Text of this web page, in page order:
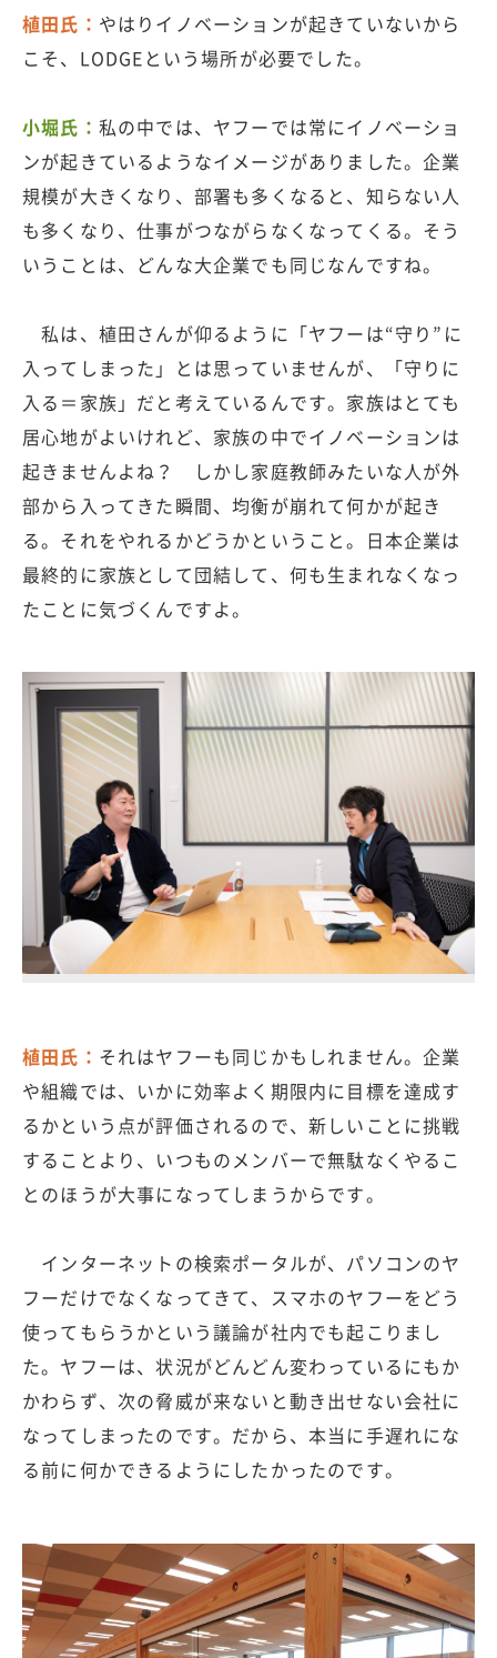
植田氏： やはりイノベーションが起きていないから
こそ、LODGEという場所が必要でした。
小堀氏： 私の中では、ヤフーでは常にイノベーショ
ンが起きているようなイメージがありました。企業
規模が大きくなり、部署も多くなると、知らない人
も多くなり、仕事がつながらなくなってくる。そう
いうことは、どんな大企業でも同じなんですね。
私は、植田さんが仰るように「ヤフーは“守り”に
入ってしまった」とは思っていませんが、「守りに
入る＝家族」だと考えているんです。家族はとても
居心地がよいけれど、家族の中でイノベーションは
起きませんよね？ しかし家庭教師みたいな人が外
部から入ってきた瞬間、均衡が崩れて何かが起き
る。それをやれるかどうかということ。日本企業は
最終的に家族として団結して、何も生まれなくなっ
たことに気づくんですよ。
植田氏： それはヤフーも同じかもしれません。企業
や組織では、いかに効率よく期限内に目標を達成す
るかという点が評価されるので、新しいことに挑戦
することより、いつものメンバーで無駄なくやるこ
とのほうが大事になってしまうからです。
インターネットの検索ポータルが、パソコンのヤ
フーだけでなくなってきて、スマホのヤフーをどう
使ってもらうかという議論が社内でも起こりまし
た。ヤフーは、状況がどんどん変わっているにもか
かわらず、次の脅威が来ないと動き出せない会社に
なってしまったのです。だから、本当に手遅れにな
る前に何かできるようにしたかったのです。